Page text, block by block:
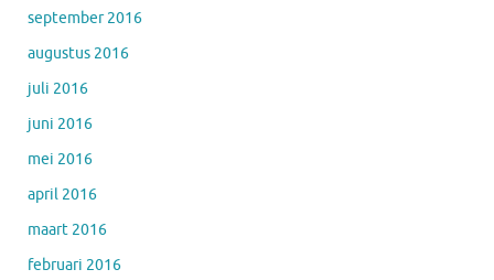
september 2016
augustus 2016
juli 2016
juni 2016
mei 2016
april 2016
maart 2016
februari 2016